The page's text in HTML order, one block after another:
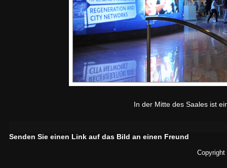
In der Mitte des Saales ist
Senden Sie einen Link auf das Bild an einen Freund